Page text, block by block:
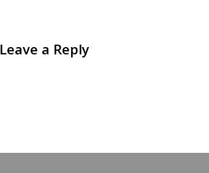
Leave a Reply